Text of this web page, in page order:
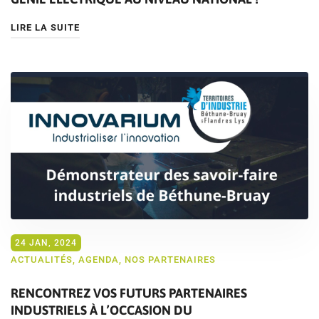
LIRE LA SUITE
24 JAN, 2024
ACTUALITÉS AGENDA NOS PARTENAIRES
RENCONTREZ VOS FUTURS PARTENAIRES
INDUSTRIELS À L’OCCASION DU